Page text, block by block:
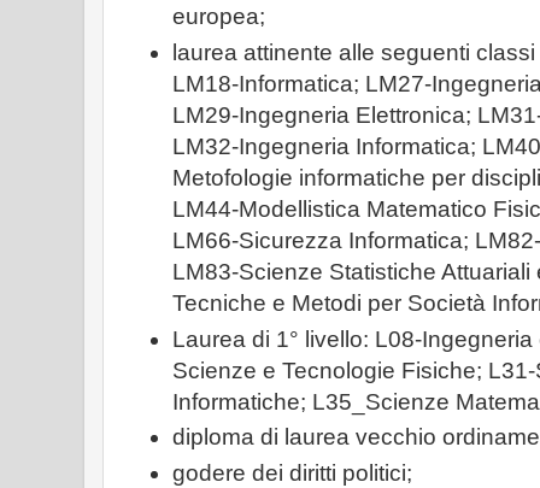
europea;
laurea attinente alle seguenti
LM18-Informatica; LM27-
LM29-Ingegneria Elettronica;
LM32-Ingegneria Informatica;
Metofologie informatiche per
LM44-Modellistica Matematico
LM66-Sicurezza Informatica;
LM83-Scienze Statistiche
Tecniche e Metodi per Società
Laurea di 1° livello: L08-
Scienze e Tecnologie Fisiche;
Informatiche; L35_Scienze
diploma di laurea vecchio
godere dei diritti politici;